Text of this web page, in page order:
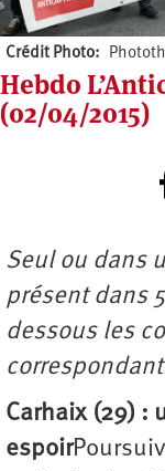
Crédit Photo
Hebdo
(02/04/2015)
Seul ou dans
présent dans
dessous les
Carhaix (29) :
espoir